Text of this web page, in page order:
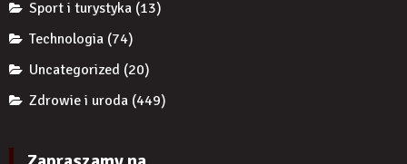
Sport i turystyka (13)
Technologia (74)
Uncategorized (20)
Zdrowie i uroda (449)